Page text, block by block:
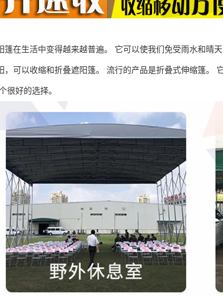
篷在生活中变得越来越普遍。 它可以使我们免受雨水和晴
，可以收缩和折叠遮阳篷。 流行的产品是折叠式伸缩篷。
很好的选择。